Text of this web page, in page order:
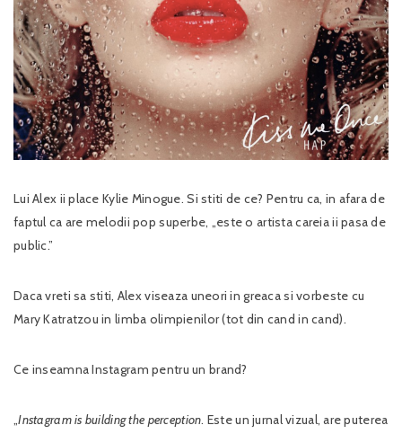
Lui Alex ii place Kylie Minogue. Si stiti de ce? Pentru ca, in afara de
faptul ca are melodii pop superbe, „este o artista careia ii pasa de
public.”
Daca vreti sa stiti, Alex viseaza uneori in greaca si vorbeste cu
Mary Katratzou in limba olimpienilor (tot din cand in cand).
Ce inseamna Instagram pentru un brand?
„Instagram is building the perception. Este un jurnal vizual, are puterea